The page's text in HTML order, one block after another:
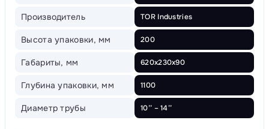
Производитель TOR Industries
Высота упаковки, мм 200
Габариты, мм 620х230х90
Глубина упаковки, мм 1100
Диаметр трубы 10’’ – 14’’